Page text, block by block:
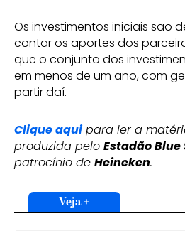
Os investimentos iniciais são
contar os aportes dos
que o conjunto dos
em menos de um ano, com
partir daí.
Clique aquipara ler a
produzida pelo Estadão Blue
patrocínio de Heineken.
Veja +